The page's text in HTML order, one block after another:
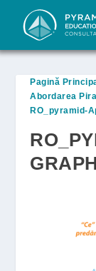
Pagină
Abordarea
RO_pyramid-